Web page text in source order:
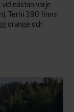
nästan varje
Terhi 390 finns
orange och